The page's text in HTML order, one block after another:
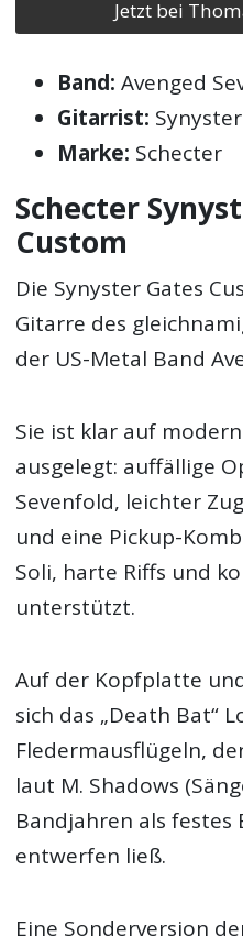
Jetzt bei
Band: Avenged
Gitarrist:
Marke: Schecter
Schecter
Custom
Die Synyster Gates
Gitarre des
der US-Metal Band
Sie ist klar auf
ausgelegt: auffällige
Sevenfold, leichter
und eine Pickup-
Soli, harte Riffs und
unterstützt.
Auf der Kopfplatte
sich das „Death Bat“
Fledermausflügeln,
laut M. Shadows
Bandjahren als festes
entwerfen ließ.
Eine Sonderversion